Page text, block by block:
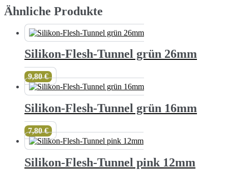
Ähnliche Produkte
Silikon-Flesh-Tunnel grün 26mm
9,80€
Silikon-Flesh-Tunnel grün 16mm
7,80€
Silikon-Flesh-Tunnel pink 12mm